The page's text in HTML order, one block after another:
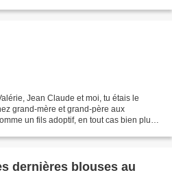
Jean Claude et moi, tu étais le
grand-mère et grand-père aux
un fils adoptif, en tout cas bien plus
dernières blouses au